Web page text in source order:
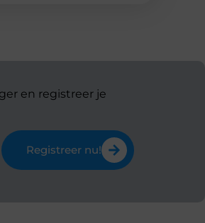
en registreer je
Registreer nu!